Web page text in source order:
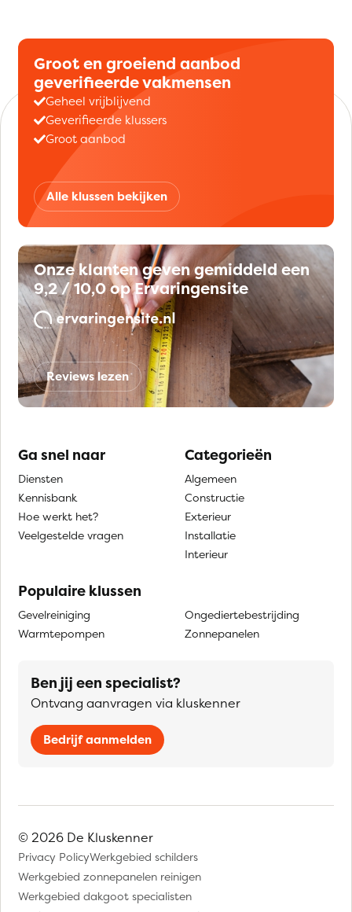
Groot en groeiend aanbod
geverifieerde vakmensen
Geheel vrijblijvend
Geverifieerde klussers
Groot aanbod
Alle klussen bekijken
Onze klanten geven gemiddeld een
9,2 / 10,0 op Ervaringensite
Reviews lezen
Ga snel naar
Diensten
Kennisbank
Hoe werkt het?
Veelgestelde vragen
Categorieën
Algemeen
Constructie
Exterieur
Installatie
Interieur
Populaire klussen
Gevelreiniging
Warmtepompen
Ongediertebestrijding
Zonnepanelen
Ben jij een specialist?
Ontvang aanvragen via kluskenner
Bedrijf aanmelden
© 2026 De Kluskenner
Privacy PolicyWerkgebied schilders
Werkgebied zonnepanelen reinigen
Werkgebied dakgoot specialisten